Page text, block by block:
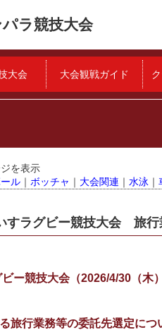
ラ競技大会
大会 大会観戦ガイド
を表示
ル ｜ ボッチャ ｜ 大会関連 ｜ 水泳 ｜
すラグビー競技大会 旅行
ー競技大会（2026/4/30（木
旅行業務等の委託先選定に